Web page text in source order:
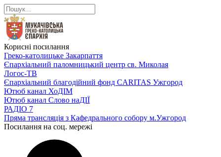
Корисні посилання
Греко-католицьке Закарпаття
Єпархіальний паломницький центр св. Миколая
Логос-ТВ
Єпархіальний благодійний фонд CARITAS Ужгород
Ютюб канал ХоДІМ
Ютюб канал Слово наДІЇ
РАДІО 7
Пряма трансляція з Кафедрального собору м.Ужгород
Посилання на соц. мережі